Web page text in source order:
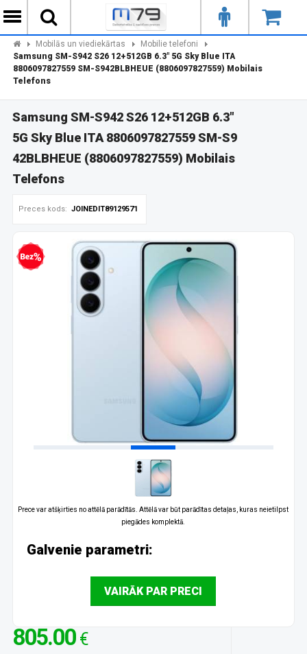
Mobilās un viediekārtas
Mobilie telefoni
Samsung SM-S942 S26 12+512GB 6.3" 5G Sky Blue ITA
8806097827559 SM-S942BLBHEUE (8806097827559) Mobilais
Telefons
Samsung SM-S942 S26 12+512GB 6.3"
5G Sky Blue ITA 8806097827559 SM-S9
42BLBHEUE (8806097827559) Mobilais
Telefons
Preces kods: JOINEDIT89129571
kredīts
Prece var atšķirties no attēlā parādītās. Attēlā var būt parādītas detaļas, kuras neietilpst
piegādes komplektā.
Galvenie parametri:
VAIRĀK PAR PRECI
805.00 €